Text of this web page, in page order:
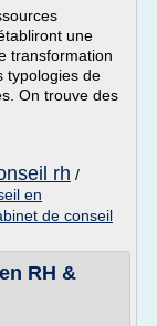
une
transformation
typologies de
On trouve des
rh /
en
de conseil
RH &